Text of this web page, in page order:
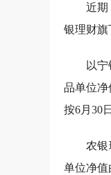
近期
银理财旗
以
品单位净
按6月30
农银
单位净值